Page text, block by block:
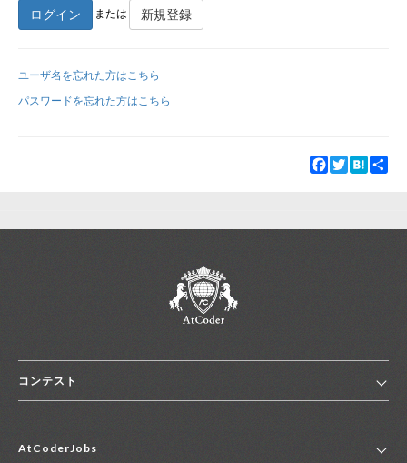
新規登録
ログイン または 新規登録
ユーザ名を忘れた方はこちら
パスワードを忘れた方はこちら
Facebook
TwitterHatena
コンテスト
コンテスト一覧
AtCoderJobs